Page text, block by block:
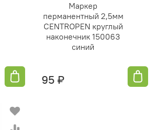
Маркер
перманентный 2,5мм
СENTROPEN круглый
наконечник 150063
синий
95 ₽